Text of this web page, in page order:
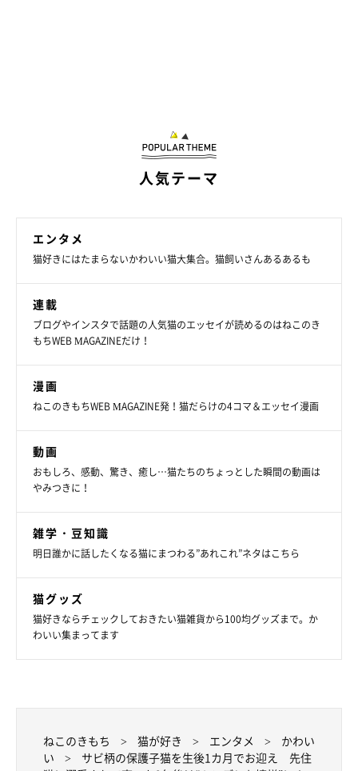
先住猫のチクワくんに溺愛されて、“ツンデ
レなお嬢様猫”に！
お迎え当時のワサビちゃんと、先住猫・チクワくん。
@neko_neko0222
に溺愛されて育ったそう。
飼い主さんの膝の上で寝てしまうなど、まさに「子猫」という感
人気テーマ
エンタメ
猫好きにはたまらないかわいい猫大集合。猫飼いさんあるあるも
連載
ブログやインスタで話題の人気猫のエッセイが読めるのはねこのき
もちWEB MAGAZINEだけ！
漫画
ねこのきもちWEB MAGAZINE発！猫だらけの4コマ＆エッセイ漫画
動画
おもしろ、感動、驚き、癒し…猫たちのちょっとした瞬間の動画は
やみつきに！
雑学・豆知識
明日誰かに話したくなる猫にまつわる”あれこれ”ネタはこちら
猫グッズ
猫好きならチェックしておきたい猫雑貨から100均グッズまで。か
わいい集まってます
ねこのきもち 猫が好き エンタメ
かわい
い
サビ柄の保護子猫を生後1カ月でお迎え 先住